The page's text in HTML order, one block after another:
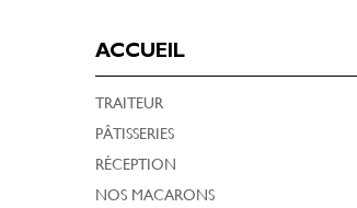
ACCUEIL
TRAITEUR
PÂTISSERIES
RÉCEPTION
NOS MACARONS